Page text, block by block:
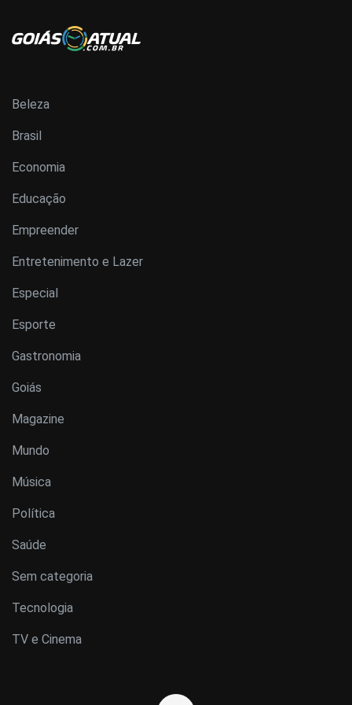
Beleza
Brasil
Economia
Educação
Empreender
Entretenimento e Lazer
Especial
Esporte
Gastronomia
Goiás
Magazine
Mundo
Música
Política
Saúde
Sem categoria
Tecnologia
TV e Cinema